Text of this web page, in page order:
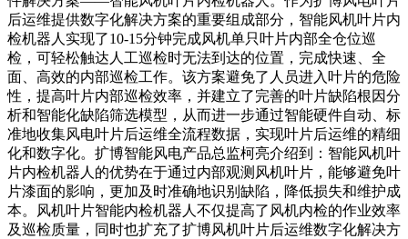
后运维提供数字化解决方案的重要组成部分，智能风机叶片内
检机器人实现了10-15分钟完成风机单只叶片内部全仓位巡
检，可轻松触达人工巡检时无法到达的位置，完成快速、全
面、高效的内部巡检工作。该方案避免了人员进入叶片的危险
性，提高叶片内部巡检效率，并建立了完善的叶片缺陷根因分
析和智能化缺陷筛选模型，从而进一步通过智能硬件自动、标
准地收集风电叶片后运维全流程数据，实现叶片后运维的精细
化和数字化。扩博智能风电产品总监柯亮介绍到：智能风机叶
片内检机器人的优势在于通过内部观测风机叶片，能够避免叶
片漆面的影响，更加及时准确地识别缺陷，降低损失和维护成
本。风机叶片智能内检机器人不仅提高了风机内检的作业效率
及巡检质量，同时也扩充了扩博风机叶片后运维数字化解决方